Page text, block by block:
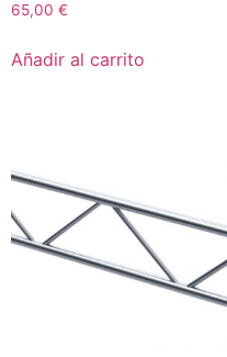
65,00 €
Añadir al carrito